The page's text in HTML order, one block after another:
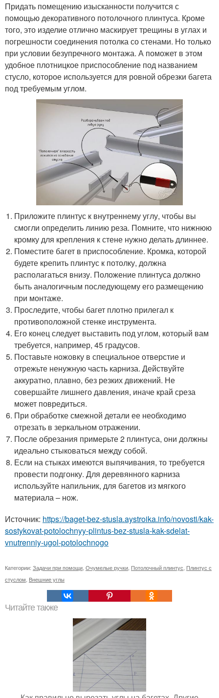
Придать помещению изысканности получится с
помощью декоративного потолочного плинтуса. Кроме
того, это изделие отлично маскирует трещины в углах и
погрешности соединения потолка со стенами. Но только
при условии безупречного монтажа. А поможет в этом
удобное плотницкое приспособление под названием
стусло, которое используется для ровной обрезки багета
под требуемым углом.
Приложите плинтус к внутреннему углу, чтобы вы
смогли определить линию реза. Помните, что нижнюю
кромку для крепления к стене нужно делать длиннее.
Поместите багет в приспособление. Кромка, которой
будете крепить плинтус к потолку, должна
располагаться внизу. Положение плинтуса должно
быть аналогичным последующему его размещению
при монтаже.
Проследите, чтобы багет плотно прилегал к
противоположной стенке инструмента.
Его конец следует выставить под углом, который вам
требуется, например, 45 градусов.
Поставьте ножовку в специальное отверстие и
отрежьте ненужную часть карниза. Действуйте
аккуратно, плавно, без резких движений. Не
совершайте лишнего давления, иначе край среза
может повредиться.
При обработке смежной детали ее необходимо
отрезать в зеркальном отражении.
После обрезания примерьте 2 плинтуса, они должны
идеально стыковаться между собой.
Если на стыках имеются выпячивания, то требуется
провести подгонку. Для деревянного карниза
используйте напильник, для багетов из мягкого
материала – нож.
Источник: https://baget-bez-stusla.aystroika.info/novosti/kak-
sostykovat-potolochnyy-plintus-bez-stusla-kak-sdelat-
vnutrenniy-ugol-potolochnogo
Категории: Задачи при помощи Очумелые ручки Потолочный плинтус Плинтус с
стуслом Внешние углы
Читайте также